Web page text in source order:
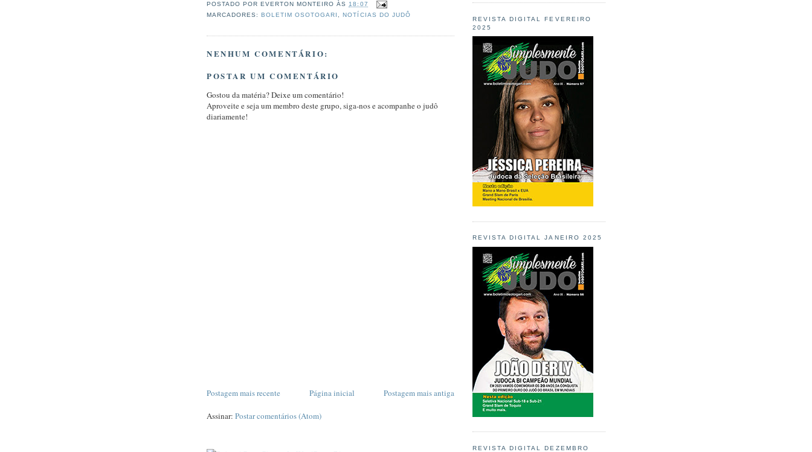
POSTADO POR EVERTON MONTEIRO ÀS18:07
MARCADORES:BOLETIM OSOTOGARI ,NOTÍCIAS DO JUDÔ
NENHUM COMENTÁRIO:
POSTAR UM COMENTÁRIO
Gostou da matéria? Deixe um comentário!
Aproveite e seja um membro deste grupo, siga-nos e acompanhe o judô
diariamente!
Postagem mais recente Postagem mais antiga
Página inicial
Assinar: Postar comentários (Atom)
REVISTA DIGITAL FEVEREIRO
2025
REVISTA DIGITAL JANEIRO 2025
REVISTA DIGITAL DEZEMBRO